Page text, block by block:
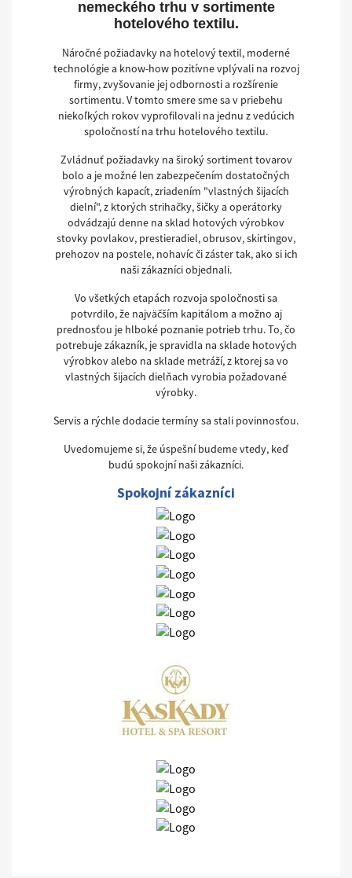
nemeckého trhu v sortimente
hotelového textilu.
Náročné požiadavky na hotelový textil, moderné
technológie a know-how pozitívne vplývali na rozvoj
firmy, zvyšovanie jej odbornosti a rozšírenie
sortimentu. V tomto smere sme sa v priebehu
niekoľkých rokov vyprofilovali na jednu z vedúcich
spoločností na trhu hotelového textilu.
Zvládnuť požiadavky na široký sortiment tovarov
bolo a je možné len zabezpečením dostatočných
výrobných kapacít, zriadením "vlastných šijacích
dielní", z ktorých strihačky, šičky a operátorky
odvádzajú denne na sklad hotových výrobkov
stovky povlakov, prestieradiel, obrusov, skirtingov,
prehozov na postele, nohavíc či záster tak, ako si ich
naši zákazníci objednali.
Vo všetkých etapách rozvoja spoločnosti sa
potvrdilo, že najväčším kapitálom a možno aj
prednosťou je hlboké poznanie potrieb trhu. To, čo
potrebuje zákazník, je spravidla na sklade hotových
výrobkov alebo na sklade metráží, z ktorej sa vo
vlastných šijacích dielňach vyrobia požadované
výrobky.
Servis a rýchle dodacie termíny sa stali povinnosťou.
Uvedomujeme si, že úspešní budeme vtedy, keď
budú spokojní naši zákazníci.
Spokojní zákazníci